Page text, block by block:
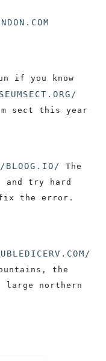
sect this year
BLOOG.IO/
The
try hard
the error.
the
large northern